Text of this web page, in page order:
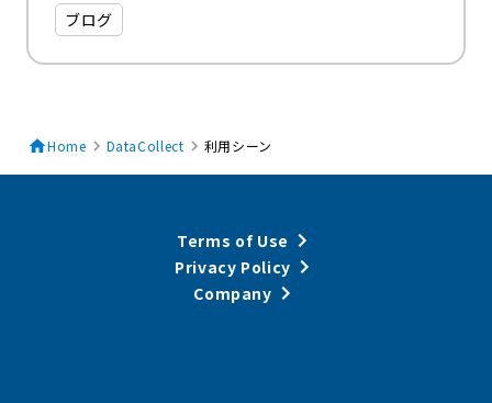
ブログ
Home DataCollect 利用シーン
Terms of Use
Privacy Policy
Company